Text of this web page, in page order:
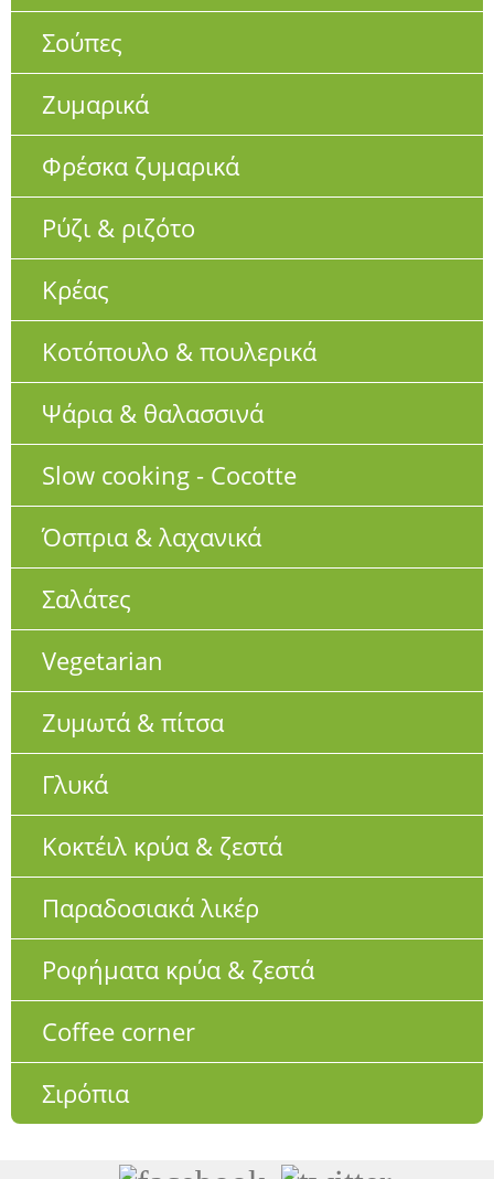
Σούπες
Ζυμαρικά
Φρέσκα ζυμαρικά
Ρύζι & ριζότο
Κρέας
Κοτόπουλο & πουλερικά
Ψάρια & θαλασσινά
Slow cooking - Cocotte
Όσπρια & λαχανικά
Σαλάτες
Vegetarian
Ζυμωτά & πίτσα
Γλυκά
Κοκτέιλ κρύα & ζεστά
Παραδοσιακά λικέρ
Ροφήματα κρύα & ζεστά
Coffee corner
Σιρόπια